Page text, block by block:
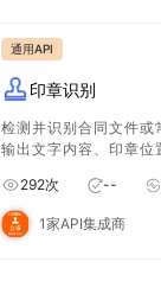
通用API
印章识别
检测并识别合同文件或
输出文字内容、印章位
印章292次 --
1家API集成商